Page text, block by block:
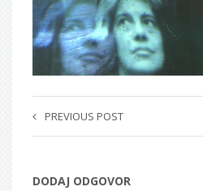
PREVIOUS POST
DODAJ ODGOVOR